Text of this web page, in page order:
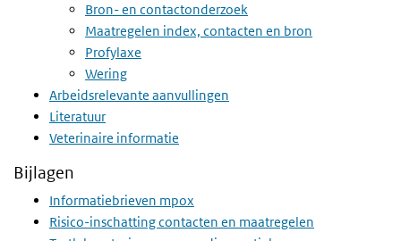
Bron- en contactonderzoek
Maatregelen index, contacten en bron
Profylaxe
Wering
Arbeidsrelevante aanvullingen
Literatuur
Veterinaire informatie
Bijlagen
Informatiebrieven mpox
Risico-inschatting contacten en maatregelen